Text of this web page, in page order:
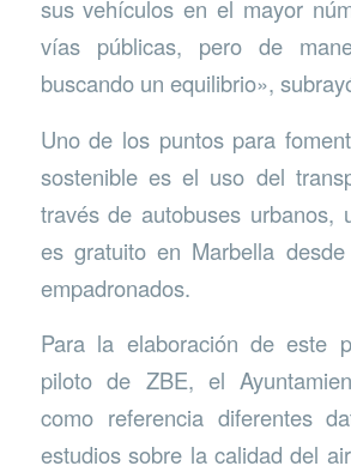
sus vehículos en el mayor
vías públicas, pero de
buscando un equilibrio»,
Uno de los puntos para
sostenible es el uso del
través de autobuses urbanos,
es gratuito en Marbella
empadronados.
Para la elaboración de este
piloto de ZBE, el
como referencia diferentes
estudios sobre la calidad del